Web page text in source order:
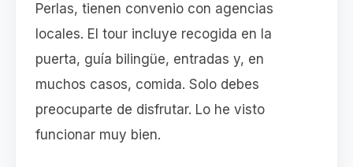
Perlas, tienen convenio con agencias
locales. El tour incluye recogida en la
puerta, guía bilingüe, entradas y, en
muchos casos, comida. Solo debes
preocuparte de disfrutar. Lo he visto
funcionar muy bien.